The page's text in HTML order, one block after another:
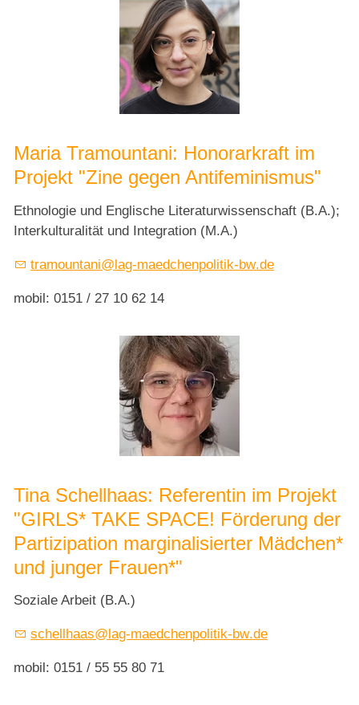
Maria Tramountani: Honorarkraft im
Projekt "Zine gegen Antifeminismus"
Ethnologie und Englische Literaturwissenschaft (B.A.);
Interkulturalität und Integration (M.A.)
tr m nt n l g-m dch np l t k-bw d
mobil: 0151 / 27 10 62 14
Tina Schellhaas: Referentin im Projekt
"GIRLS* TAKE SPACE! Förderung der
Partizipation marginalisierter Mädchen*
und junger Frauen*"
Soziale Arbeit (B.A.)
sch llh s g-m dch np t k-bw d
mobil: 0151 / 55 55 80 71